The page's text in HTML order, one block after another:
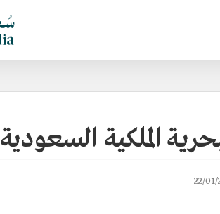
الملكية السعودية
22/01/